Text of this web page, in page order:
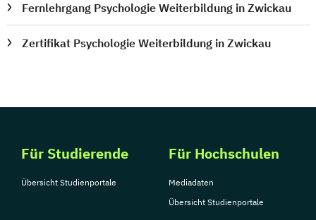
Fernlehrgang Psychologie Weiterbildung in Zwickau
Zertifikat Psychologie Weiterbildung in Zwickau
Für Studierende
Übersicht Studienportale
Für Hochschulen
Mediadaten
Übersicht Studienportale